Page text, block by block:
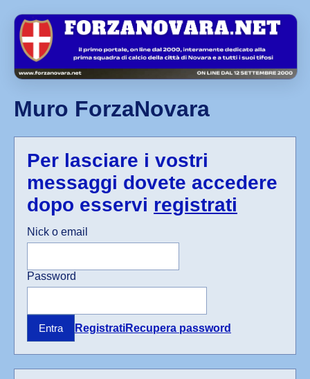
Muro ForzaNovara
Per lasciare i vostri
messaggi dovete accedere
dopo esservi registrati
Nick o email
Password
Entra RegistratiRecupera password